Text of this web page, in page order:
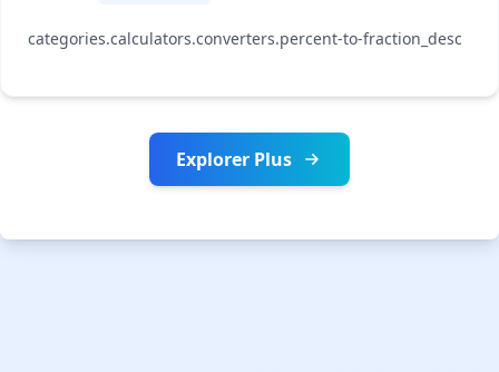
categories.calculators.converters.percent-to-fraction_desc
Explorer Plus